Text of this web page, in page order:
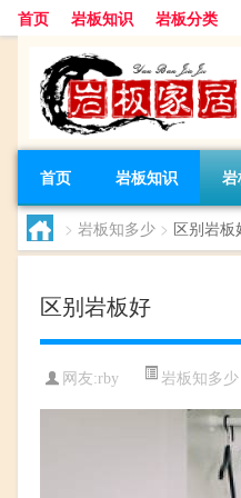
首页 岩板知识 岩板分类
首页 岩板知识
> 岩板知多少 > 区别岩板
区别岩板好
网友:rby 岩板知多少